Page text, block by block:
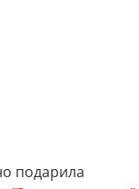
подарила